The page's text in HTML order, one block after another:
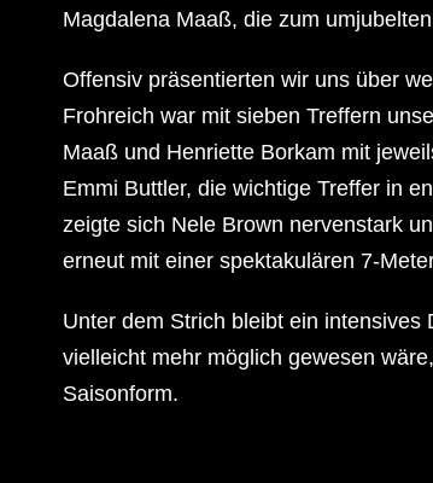
Magdalena Maaß, die zum
Offensiv präsentierten wir uns über
Frohreich war mit sieben Treffern
Maaß und Henriette Borkam mit
Emmi Buttler, die wichtige Treffer in
zeigte sich Nele Brown nervenstark
erneut mit einer spektakulären 7-
Unter dem Strich bleibt ein
vielleicht mehr möglich gewesen
Saisonform.